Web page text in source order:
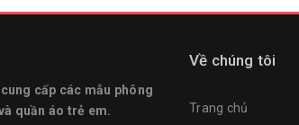
cấp các mẫu phông
quần áo trẻ em.
Về chúng tôi
Trang chủ